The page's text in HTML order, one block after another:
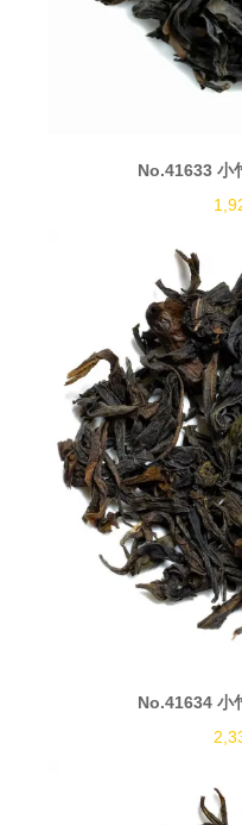
No.41633 小
No.41634 小